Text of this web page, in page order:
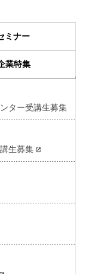
ミナー
業特集
ター受講生募集
生募集